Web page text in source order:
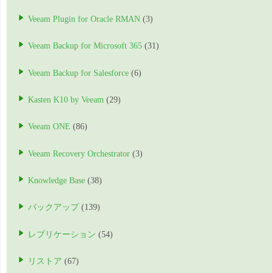
Veeam Plugin for Oracle RMAN (3)
Veeam Backup for Microsoft 365 (31)
Veeam Backup for Salesforce (6)
Kasten K10 by Veeam (29)
Veeam ONE (86)
Veeam Recovery Orchestrator (3)
Knowledge Base (38)
バックアップ (139)
レプリケーション (54)
リストア (67)